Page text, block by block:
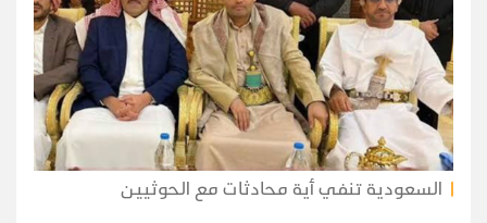
السعودية تنفي أية محادثات مع الحوثيين